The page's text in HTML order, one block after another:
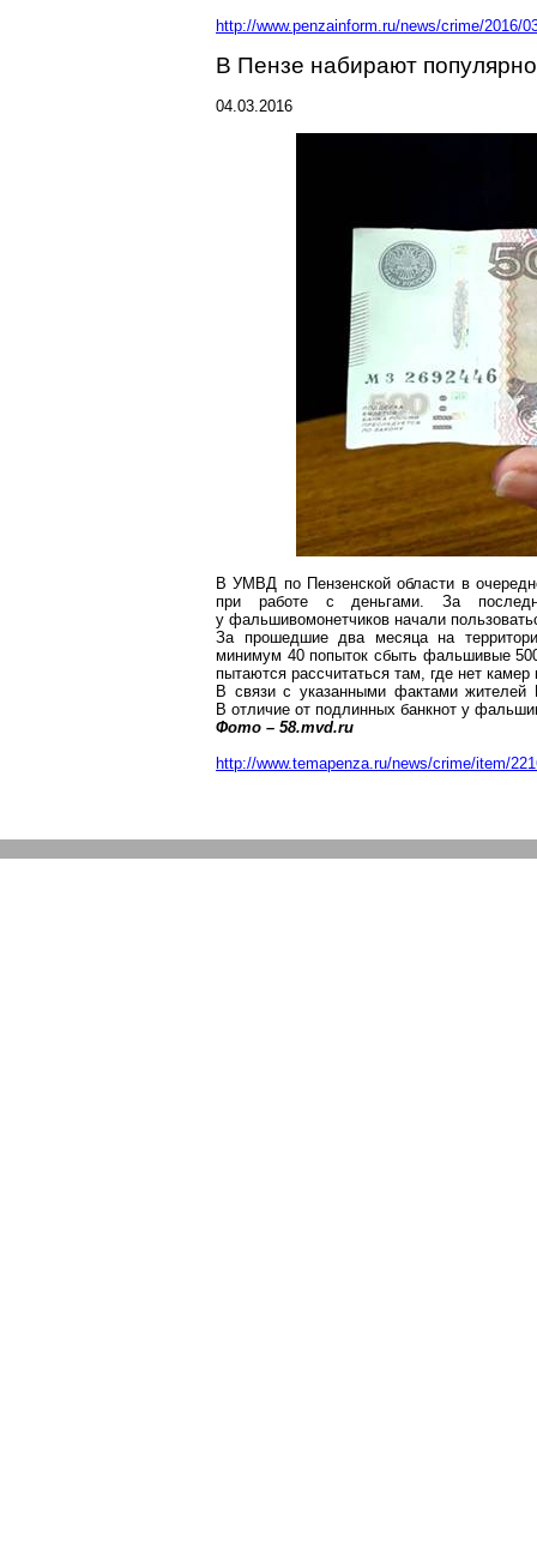
http://www.penzainform.ru/news/crime/2016/
В Пензе набирают
04.03.2016
В УМВД по Пензенской области в
при работе с деньгами. За
у фальшивомонетчиков начали
За прошедшие два месяца на
минимум 40 попыток сбыть фальшивые
пытаются рассчитаться там, где нет
В связи с указанными фактами жителей
В отличие от подлинных банкнот у
Фото – 58.mvd.ru
http://www.temapenza.ru/news/crime/item/